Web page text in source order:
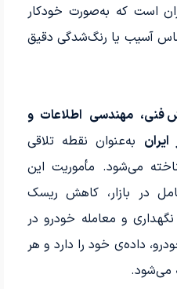
است که به‌صورت خودکار
آسیب یا رنگ‌شدگی دقیق
فنی، مهندسی اطلاعات و
به‌عنوان نقطه تلاقی
می‌شود. مأموریت این
در بازار، کاهش ریسک
و معامله خودرو در
داده‌ی خود را دارد و هر
می‌شود.